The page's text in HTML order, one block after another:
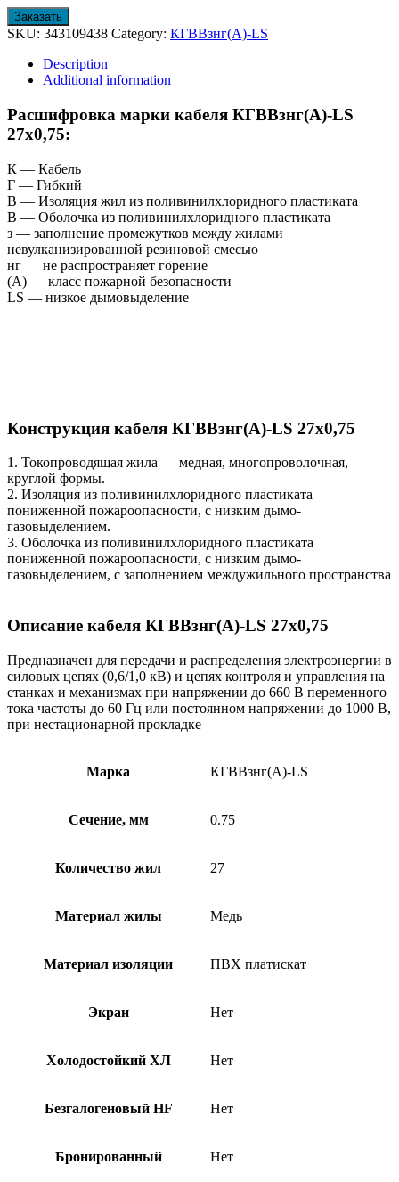
Заказать
SKU: 343109438 Category: КГВВзнг(А)-LS
Description
Additional information
Расшифровка марки кабеля КГВВзнг(А)-LS
27х0,75:
К — Кабель
Г — Гибкий
В — Изоляция жил из поливинилхлоридного пластиката
В — Оболочка из поливинилхлоридного пластиката
з — заполнение промежутков между жилами
невулканизированной резиновой смесью
нг — не распространяет горение
(А) — класс пожарной безопасности
LS — низкое дымовыделение
Конструкция кабеля КГВВзнг(А)-LS 27х0,75
1. Токопроводящая жила — медная, многопроволочная,
круглой формы.
2. Изоляция из поливинилхлоридного пластиката
пониженной пожароопасности, с низким дымо-
газовыделением.
3. Оболочка из поливинилхлоридного пластиката
пониженной пожароопасности, с низким дымо-
газовыделением, с заполнением междужильного пространства
Описание кабеля КГВВзнг(А)-LS 27х0,75
Предназначен для передачи и распределения электроэнергии в
силовых цепях (0,6/1,0 кВ) и цепях контроля и управления на
станках и механизмах при напряжении до 660 В переменного
тока частоты до 60 Гц или постоянном напряжении до 1000 В,
при нестационарной прокладке
Марка КГВВзнг(А)-LS
Сечение, мм 0.75
Количество жил 27
Материал жилы Медь
Материал изоляции ПВХ платискат
Экран Нет
Холодостойкий ХЛ Нет
Безгалогеновый HF Нет
Бронированный Нет